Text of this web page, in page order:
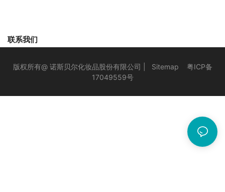
联系我们
版权所有@ 诺斯贝尔化妆品股份有限公司 | Sitemap
粤ICP备
17049559号